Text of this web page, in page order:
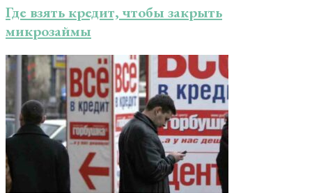
Где взять кредит, чтобы закрыть
микрозаймы